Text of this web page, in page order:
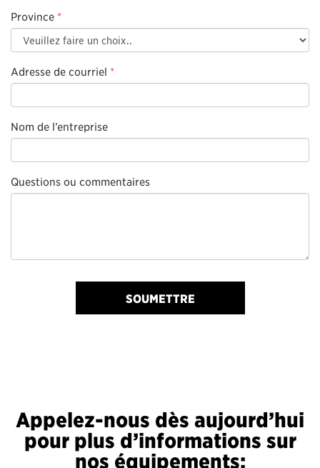
Province *
Adresse de courriel *
Nom de l’entreprise
Questions ou commentaires
SOUMETTRE
Appelez-nous dès aujourd’hui
pour plus d’informations sur
nos équipements: